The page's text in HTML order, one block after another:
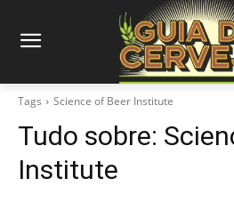
Tags Science of Beer Institute
Tudo sobre:
Institute